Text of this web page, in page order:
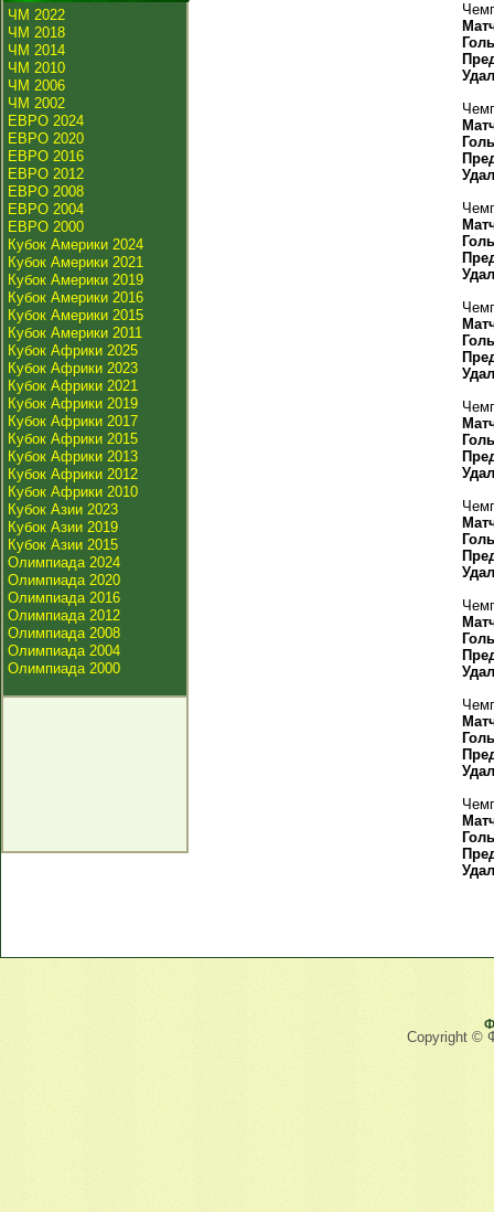
ЧМ 2022
ЧМ 2018
ЧМ 2014
ЧМ 2010
ЧМ 2006
ЧМ 2002
ЕВРО 2024
ЕВРО 2020
ЕВРО 2016
ЕВРО 2012
ЕВРО 2008
ЕВРО 2004
ЕВРО 2000
Кубок Америки 2024
Кубок Америки 2021
Кубок Америки 2019
Кубок Америки 2016
Кубок Америки 2015
Кубок Америки 2011
Кубок Африки 2025
Кубок Африки 2023
Кубок Африки 2021
Кубок Африки 2019
Кубок Африки 2017
Кубок Африки 2015
Кубок Африки 2013
Кубок Африки 2012
Кубок Африки 2010
Кубок Азии 2023
Кубок Азии 2019
Кубок Азии 2015
Олимпиада 2024
Олимпиада 2020
Олимпиада 2016
Олимпиада 2012
Олимпиада 2008
Олимпиада 2004
Олимпиада 2000
Copyright ©